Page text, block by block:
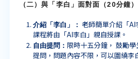
（二）與「李白」面對面（20分鐘）
介紹「李白」： 老師簡單介紹「AI
課程將由「AI李白」親自授課。
自由提問： 限時十五分鐘， 鼓勵
提問，問題內容不限，可以圍繞李